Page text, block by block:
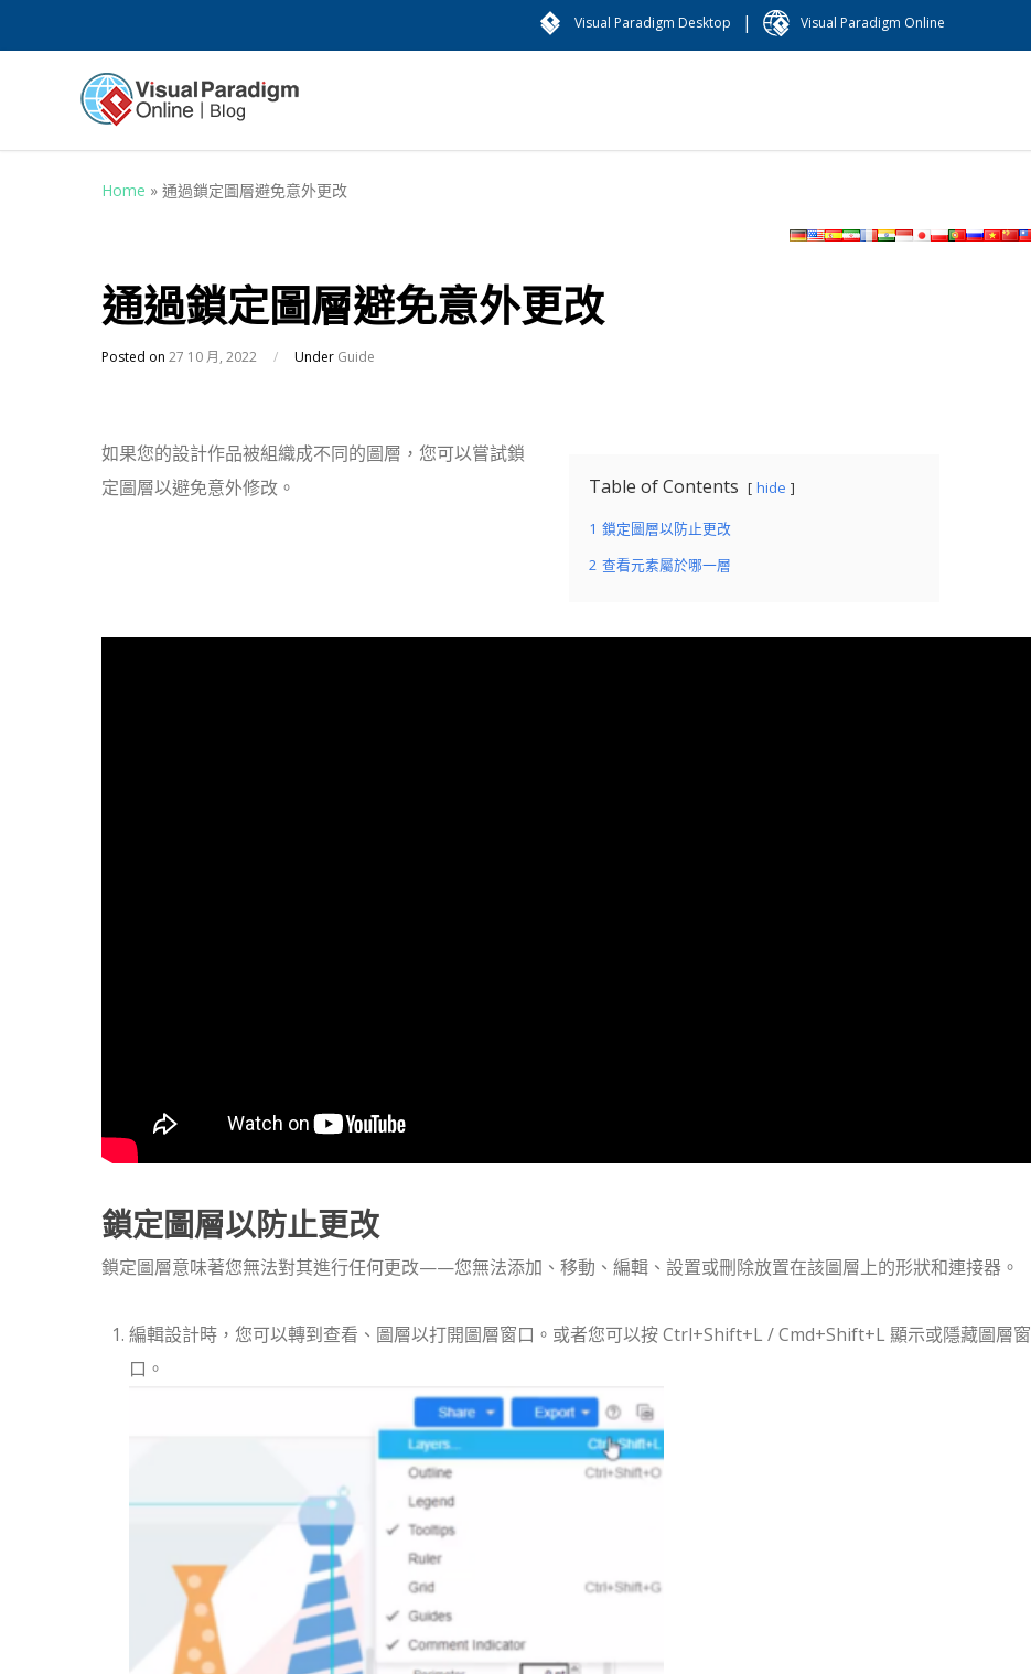
Visual Paradigm Desktop | Visual Paradigm Online
Home » 通過鎖定圖層避免意外更改
通過鎖定圖層避免意外更改
Posted on 27 10 月, 2022 / Under Guide
Table of Contents hide
1 鎖定圖層以防止更改
2 查看元素屬於哪一層
如果您的設計作品被組織成不同的圖層，您可以嘗試鎖
定圖層以避免意外修改。
鎖定圖層以防止更改
鎖定圖層意味著您無法對其進行任何更改——您無法添加、移動、編輯、設置或刪除放置在該圖層上的形狀和連接器。
編輯設計時，您可以轉到查看、圖層以打開圖層窗口。或者您可以按 Ctrl+Shift+L / Cmd+Shift+L 顯示或隱藏圖層窗
口。